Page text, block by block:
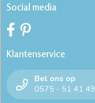
Social media
Klantenservice
Bel ons op
0575 - 51 41 49